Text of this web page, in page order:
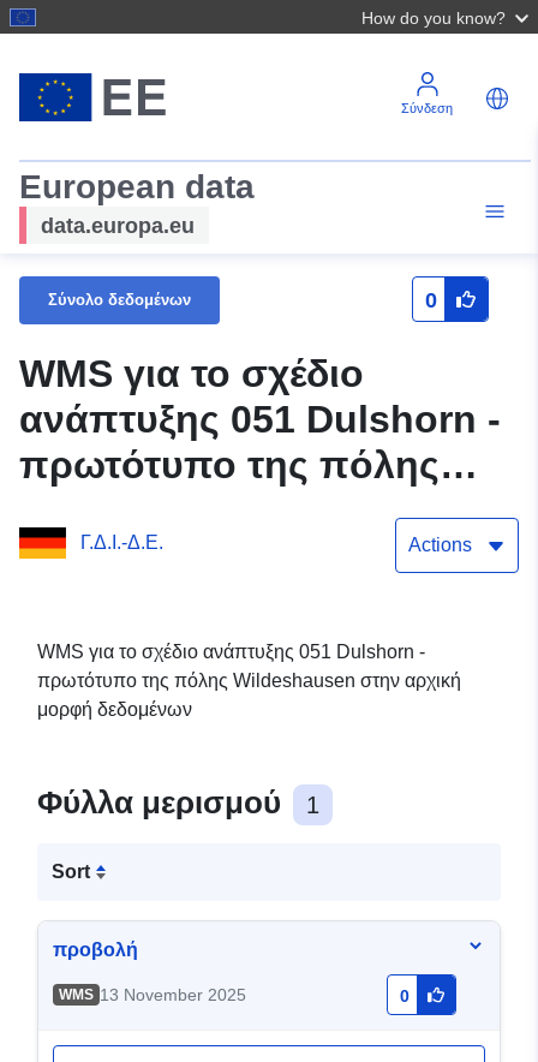
How do you know?
Σύνδεση
European data
data.europa.eu
Σύνολο δεδομένων 0
WMS για το σχέδιο
ανάπτυξης 051 Dulshorn -
πρωτότυπο της πόλης
Γ.Δ.Ι.-Δ.Ε. Actions
WMS για το σχέδιο ανάπτυξης 051 Dulshorn -
πρωτότυπο της πόλης Wildeshausen στην αρχική
μορφή δεδομένων
Φύλλα μερισμού 1
Sort
προβολή
WMS 13 November 2025 0